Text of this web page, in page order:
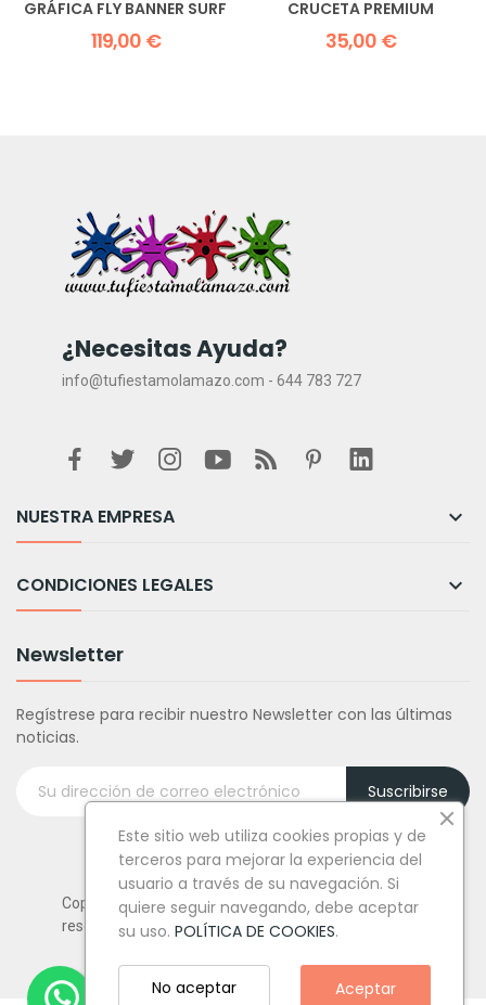
GRÁFICA FLY BANNER SURF
119,00 €
CRUCETA PREMIUM
35,00 €
¿Necesitas Ayuda?
info@tufiestamolamazo.com - 644 783 727
NUESTRA EMPRESA 
CONDICIONES LEGALES 
Newsletter
Regístrese para recibir nuestro Newsletter con las últimas
noticias.
Suscribirse
Copyright © Tufiestamolamazo.com - Todos los derechos
reservados.
Este sitio web utiliza cookies propias y de
terceros para mejorar la experiencia del
usuario a través de su navegación. Si
quiere seguir navegando, debe aceptar
su uso. POLÍTICA DE COOKIES.
Aceptar
No aceptar